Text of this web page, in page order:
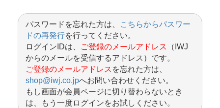
パスワードを忘れた方は、
こちらからパスワー
ドの再発行を行ってください。
ログインIDは、
ご登録のメールアドレス
（IWJ
からのメールを受信するアドレス）です。
ご登録のメールアドレス を忘れた方は、
shop@iwj.co.jpへお問い合わせください。
もし画面が会員ページに切り替わらないとき
は、もう一度ログインをお試しください。